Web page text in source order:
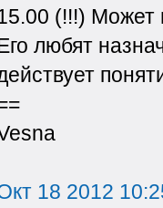
(!!!) Может
любят
18 2012